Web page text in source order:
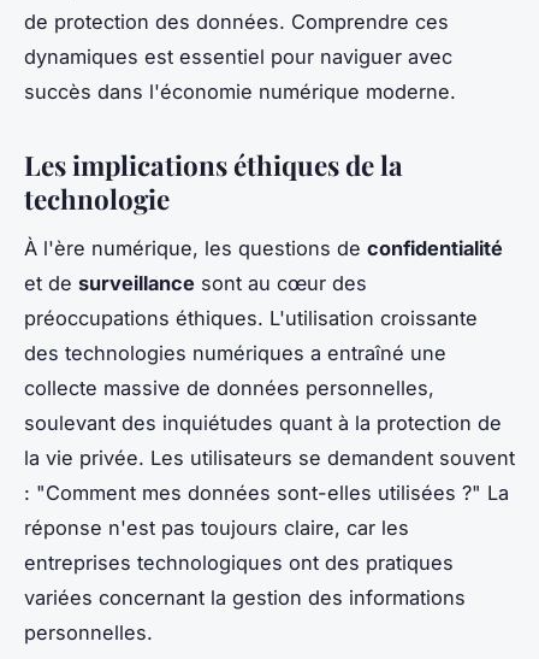
de protection des données. Comprendre ces
dynamiques est essentiel pour naviguer avec
succès dans l'économie numérique moderne.
Les implications éthiques de la
technologie
À l'ère numérique, les questions de confidentialité
et de surveillance sont au cœur des
préoccupations éthiques. L'utilisation croissante
des technologies numériques a entraîné une
collecte massive de données personnelles,
soulevant des inquiétudes quant à la protection de
la vie privée. Les utilisateurs se demandent souvent
: "Comment mes données sont-elles utilisées ?" La
réponse n'est pas toujours claire, car les
entreprises technologiques ont des pratiques
variées concernant la gestion des informations
personnelles.